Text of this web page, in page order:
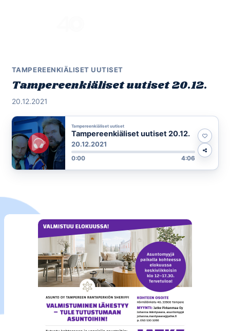
TAMPEREENKIÄLISET UUTISET
Tampereenkiäliset uutiset 20.12.
20.12.2021
Tampereenkiäliset uutiset
Tampereenkiäliset uutiset 20.12.
20.12.2021
0:00 4:06